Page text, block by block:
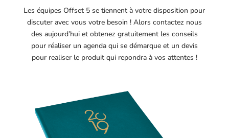
Les équipes Offset 5 se tiennent à votre disposition pour
discuter avec vous votre besoin ! Alors contactez nous
des aujourd’hui et obtenez gratuitement les conseils
pour réaliser un agenda qui se démarque et un devis
pour realiser le produit qui repondra à vos attentes !